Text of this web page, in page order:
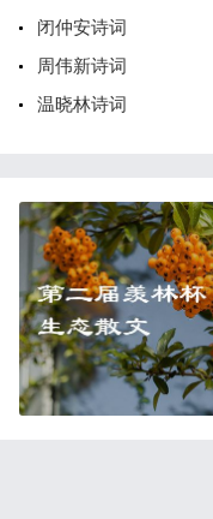
闭仲安诗词
周伟新诗词
温晓林诗词